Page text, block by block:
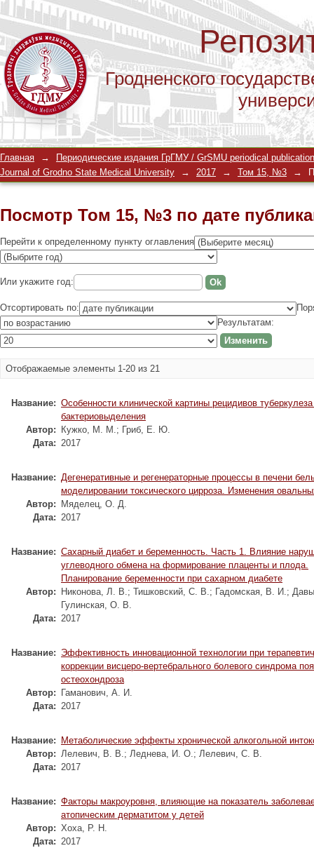
Гродненского
Посмотр Том 15, №3 по дате
Главная →
Периодические издания ГрГМУ / GrSMU periodical
Journal of Grodno State Medical University
→ 2017 → Том 15, №3 →
Посмотр Том 15, №3 по дате
Перейти к определенному пункту оглавления
Или укажите год:
Отсортировать по:
Результатам:
Отображаемые элементы 1-20 из 21
Название: Особенности клинической картины рецидивов туберкулеза
бактериовыделения
Автор:
Кужко, М. М.; Гриб, Е. Ю.
Дата: 2017
Название: Дегенеративные и регенераторные процессы в печени
моделировании токсического цирроза. Изменения
Автор:
Мяделец, О. Д.
Дата: 2017
Название: Сахарный диабет и беременность. Часть 1. Влияние
углеводного обмена на формирование плаценты и плода.
Планирование беременности при сахарном диабете
Автор:
Никонова, Л. В.; Тишковский, С. В.; Гадомская, В. И.;
Гулинская, О. В.
Дата: 2017
Название: Эффективность инновационной технологии при
коррекции висцеро-вертебрального болевого синдрома
остеохондроза
Автор:
Гаманович, А. И.
Дата: 2017
Название:
Метаболические эффекты хронической алкогольной
Автор: Лелевич, В. В.; Леднева, И. О.; Лелевич, С. В.
Дата: 2017
Название: Факторы макроуровня, влияющие на показатель
атопическим дерматитом у детей
Автор: Хоха, Р. Н.
Дата: 2017